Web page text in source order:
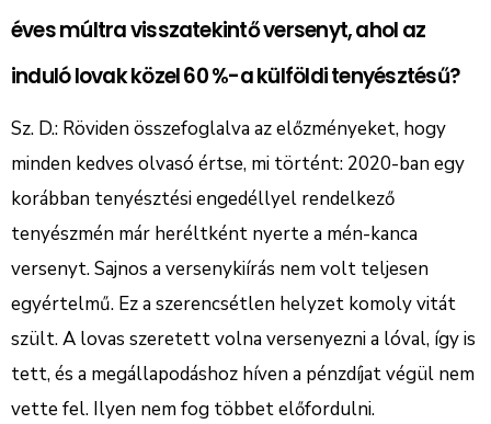
éves múltra visszatekintő versenyt, ahol az
induló lovak közel 60 %-a külföldi tenyésztésű?
Sz. D.: Röviden összefoglalva az előzményeket, hogy
minden kedves olvasó értse, mi történt: 2020-ban egy
korábban tenyésztési engedéllyel rendelkező
tenyészmén már heréltként nyerte a mén-kanca
versenyt. Sajnos a versenykiírás nem volt teljesen
egyértelmű. Ez a szerencsétlen helyzet komoly vitát
szült. A lovas szeretett volna versenyezni a lóval, így is
tett, és a megállapodáshoz híven a pénzdíjat végül nem
vette fel. Ilyen nem fog többet előfordulni.